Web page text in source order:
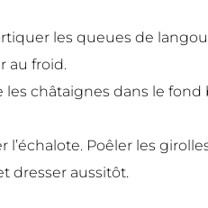
les queues de
au froid.
les châtaignes dans le
Poêler les
dresser aussitôt.